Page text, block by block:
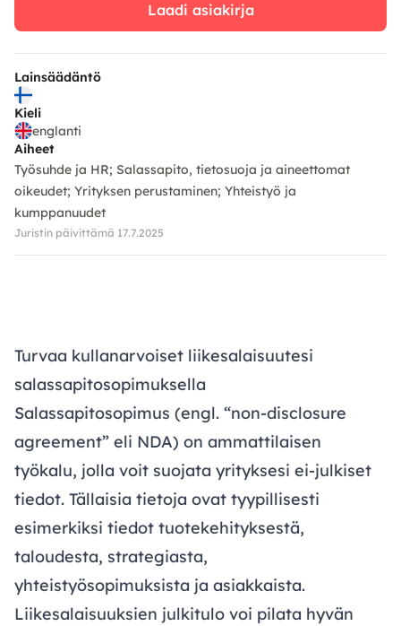
Lainsäädäntö
Kieli
englanti
Aiheet
Työsuhde ja HR Salassapito, tietosuoja ja aineettomat
oikeudet Yrityksen perustaminen Yhteistyö ja
kumppanuudet
Juristin päivittämä 17.7.2025
Laadi asiakirja
Turvaa kullanarvoiset liikesalaisuutesi
salassapitosopimuksella
Salassapitosopimus (engl. “non-disclosure
agreement” eli NDA) on ammattilaisen
työkalu, jolla voit suojata yrityksesi ei-julkiset
tiedot. Tällaisia tietoja ovat tyypillisesti
esimerkiksi tiedot tuotekehityksestä,
taloudesta, strategiasta,
yhteistyösopimuksista ja asiakkaista.
Liikesalaisuuksien julkitulo voi pilata hyvän